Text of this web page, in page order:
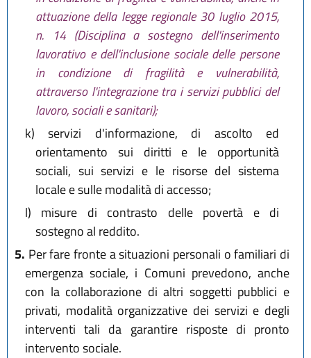
attuazione della legge regionale 30 luglio 2015,
n. 14 (Disciplina a sostegno dell'inserimento
lavorativo e dell'inclusione sociale delle persone
in condizione di fragilità e vulnerabilità,
attraverso l'integrazione tra i servizi pubblici del
lavoro, sociali e sanitari);
k) servizi d'informazione, di ascolto ed
orientamento sui diritti e le opportunità
sociali, sui servizi e le risorse del sistema
locale e sulle modalità di accesso;
l) misure di contrasto delle povertà e di
sostegno al reddito.
5. Per fare fronte a situazioni personali o familiari di
emergenza sociale, i Comuni prevedono, anche
con la collaborazione di altri soggetti pubblici e
privati, modalità organizzative dei servizi e degli
interventi tali da garantire risposte di pronto
intervento sociale.